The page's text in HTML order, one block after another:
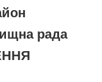
рада